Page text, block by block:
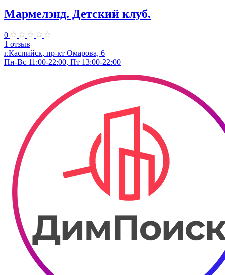
Мармелэнд. Детский клуб.
0
1 отзыв
г.Каспийск, пр-кт Омарова, 6
Пн-Вс 11:00-22:00, Пт 13:00-22:00